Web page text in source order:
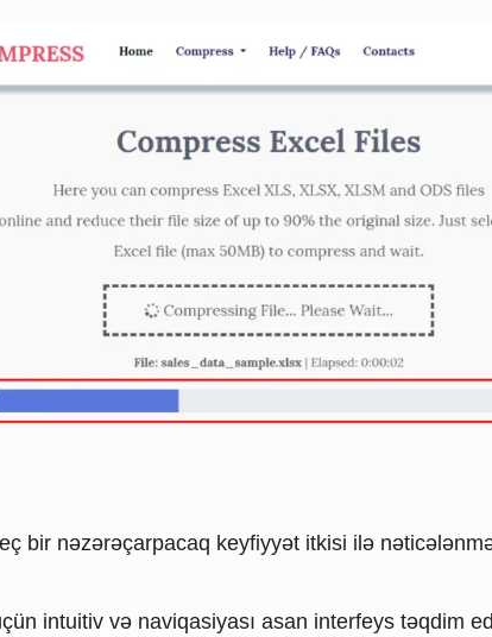
bir nəzərəçarpacaq keyfiyyət itkisi ilə
intuitiv və naviqasiyası asan interfeys təqdim